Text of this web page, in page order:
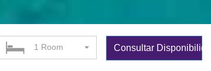
1 Room Consultar